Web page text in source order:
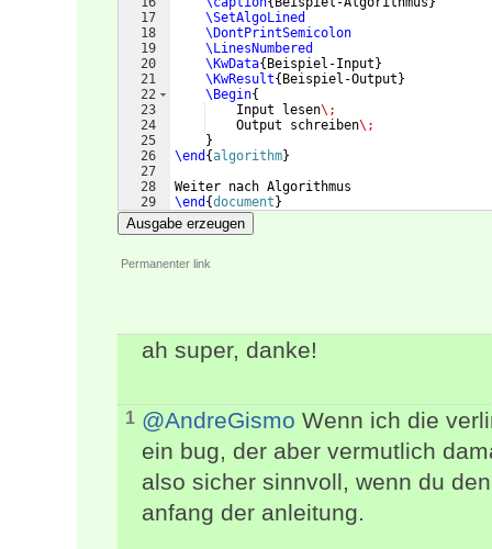
17
18
19
20
21
22
23
24
25
26
27
28
29
\SetAlgoLined
\DontPrintSemicolon
\LinesNumbered
\KwData{ Beispiel-Input }
\KwResult{ Beispiel-Output }
\Begin{
    Input lesen
\;
    Output schreiben
\;
}
\end {algorithm}
Weiter nach Algorithmus
\end {document }
Ausgabe erzeugen
Permanenter link
ah super, danke!
1 @AndreGismo Wenn ich die
ein bug, der aber vermutlich
also sicher sinnvoll, wenn du
anfang der anleitung.